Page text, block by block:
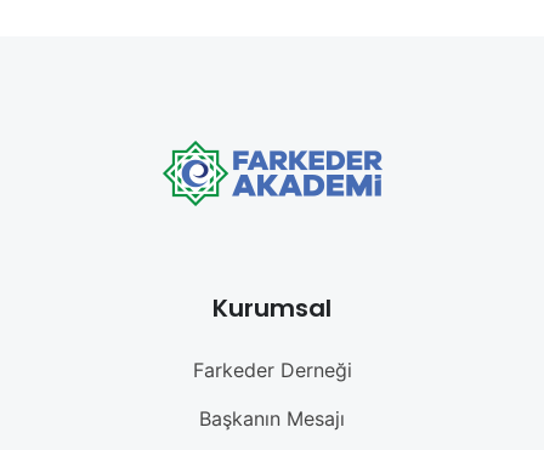
Kurumsal
Farkeder Derneği
Başkanın Mesajı